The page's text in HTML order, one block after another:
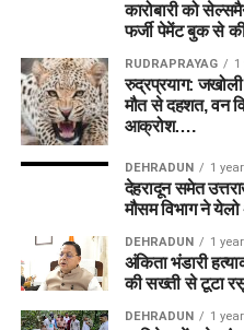
कारोबारी को
फर्जी पेमेंट बुक से
RUDRAPRAYAG 1
रुद्रप्रयाग:
मौत से दहशत, वन
आक्रोश….
DEHRADUN 1
देहरादून समेत
मौसम विभाग ने
DEHRADUN 1
अंकिता भंडारी
की सख्ती से टूटा
DEHRADUN 1